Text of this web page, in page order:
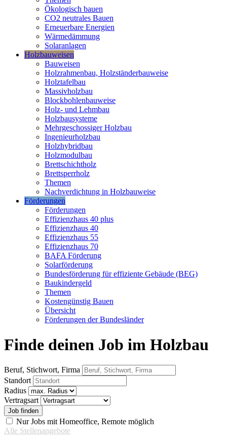
Ökologisch bauen
CO2 neutrales Bauen
Erneuerbare Energien
Wärmedämmung
Solaranlagen
Holzbauweisen
Bauweisen
Holzrahmenbau, Holzständerbauweise
Holztafelbau
Massivholzbau
Blockbohlenbauweise
Holz- und Lehmbau
Holzbausysteme
Mehrgeschossiger Holzbau
Ingenieurholzbau
Holzhybridbau
Holzmodulbau
Brettschichtholz
Brettsperrholz
Themen
Nachverdichtung in Holzbauweise
Förderungen
Förderungen
Effizienzhaus 40 plus
Effizienzhaus 40
Effizienzhaus 55
Effizienzhaus 70
BAFA Förderung
Solarförderung
Bundesförderung für effiziente Gebäude (BEG)
Baukindergeld
Themen
Kostengünstig Bauen
Übersicht
Förderungen der Bundesländer
Finde deinen Job im Holzbau
Beruf, Stichwort, Firma
Standort
Radius
Vertragsart
Nur Jobs mit Homeoffice, Remote möglich
Alle Stellenangebote